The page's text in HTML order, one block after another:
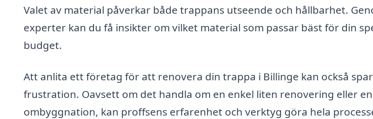
Valet av material påverkar både trappans utseende och hållbarhet.
experter kan du få insikter om vilket material som passar bäst för din
budget.
Att anlita ett företag för att renovera din trappa i Billinge kan också
frustration. Oavsett om det handla om en enkel liten renovering eller
ombyggnation, kan proffsens erfarenhet och verktyg göra hela